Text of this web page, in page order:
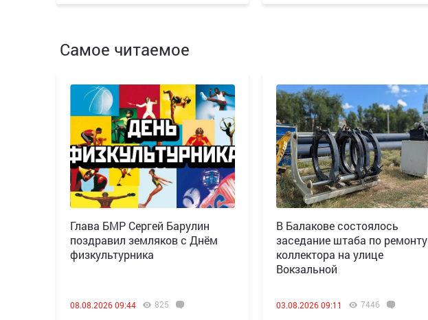
Самое читаемое
Глава БМР Сергей Барулин
поздравил земляков с Днём
физкультурника
08.08.2026 09:44 825
В Балакове состоялось
заседание штаба по ремонту
коллектора на улице
Вокзальной
03.08.2026 09:11 7446